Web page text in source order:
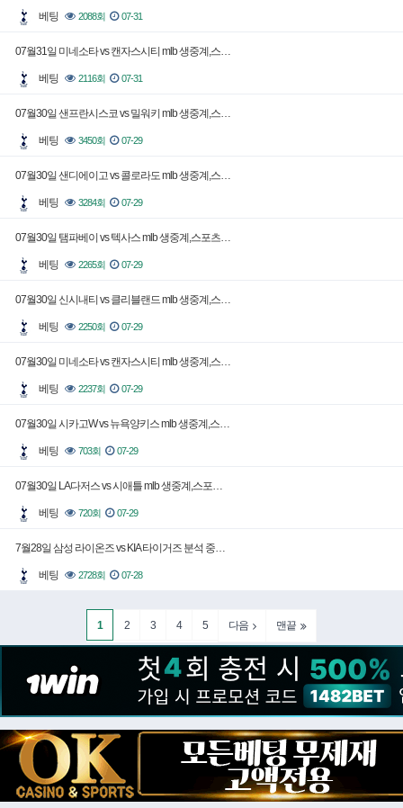
베팅 2088회 07-31
07월31일 미네소타 vs 캔자스시티 mlb 생중계,스…
베팅 2116회 07-31
07월30일 샌프란시스코 vs 밀워키 mlb 생중계,스…
베팅 3450회 07-29
07월30일 샌디에이고 vs 콜로라도 mlb 생중계,스…
베팅 3284회 07-29
07월30일 탬파베이 vs 텍사스 mlb 생중계,스포츠…
베팅 2265회 07-29
07월30일 신시내티 vs 클리블랜드 mlb 생중계,스…
베팅 2250회 07-29
07월30일 미네소타 vs 캔자스시티 mlb 생중계,스…
베팅 2237회 07-29
07월30일 시카고W vs 뉴욕양키스 mlb 생중계,스…
베팅 703회 07-29
07월30일 LA다저스 vs 시애틀 mlb 생중계,스포…
베팅 720회 07-29
7월28일 삼성 라이온즈 vs KIA 타이거즈 분석 중…
베팅 2728회 07-28
1 2 3 4 5 다음 맨끝